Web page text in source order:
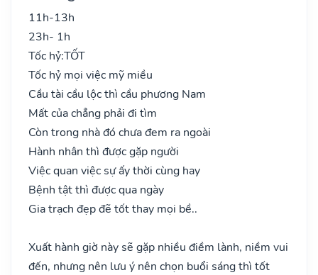
11h-13h
23h- 1h
Tốc hỷ:TỐT
Tốc hỷ mọi việc mỹ miều
Cầu tài cầu lộc thì cầu phương Nam
Mất của chẳng phải đi tìm
Còn trong nhà đó chưa đem ra ngoài
Hành nhân thì được gặp người
Việc quan việc sự ấy thời cùng hay
Bệnh tật thì được qua ngày
Gia trạch đẹp đẽ tốt thay mọi bề..
Xuất hành giờ này sẽ gặp nhiều điềm lành, niềm vui
đến, nhưng nên lưu ý nên chọn buổi sáng thì tốt